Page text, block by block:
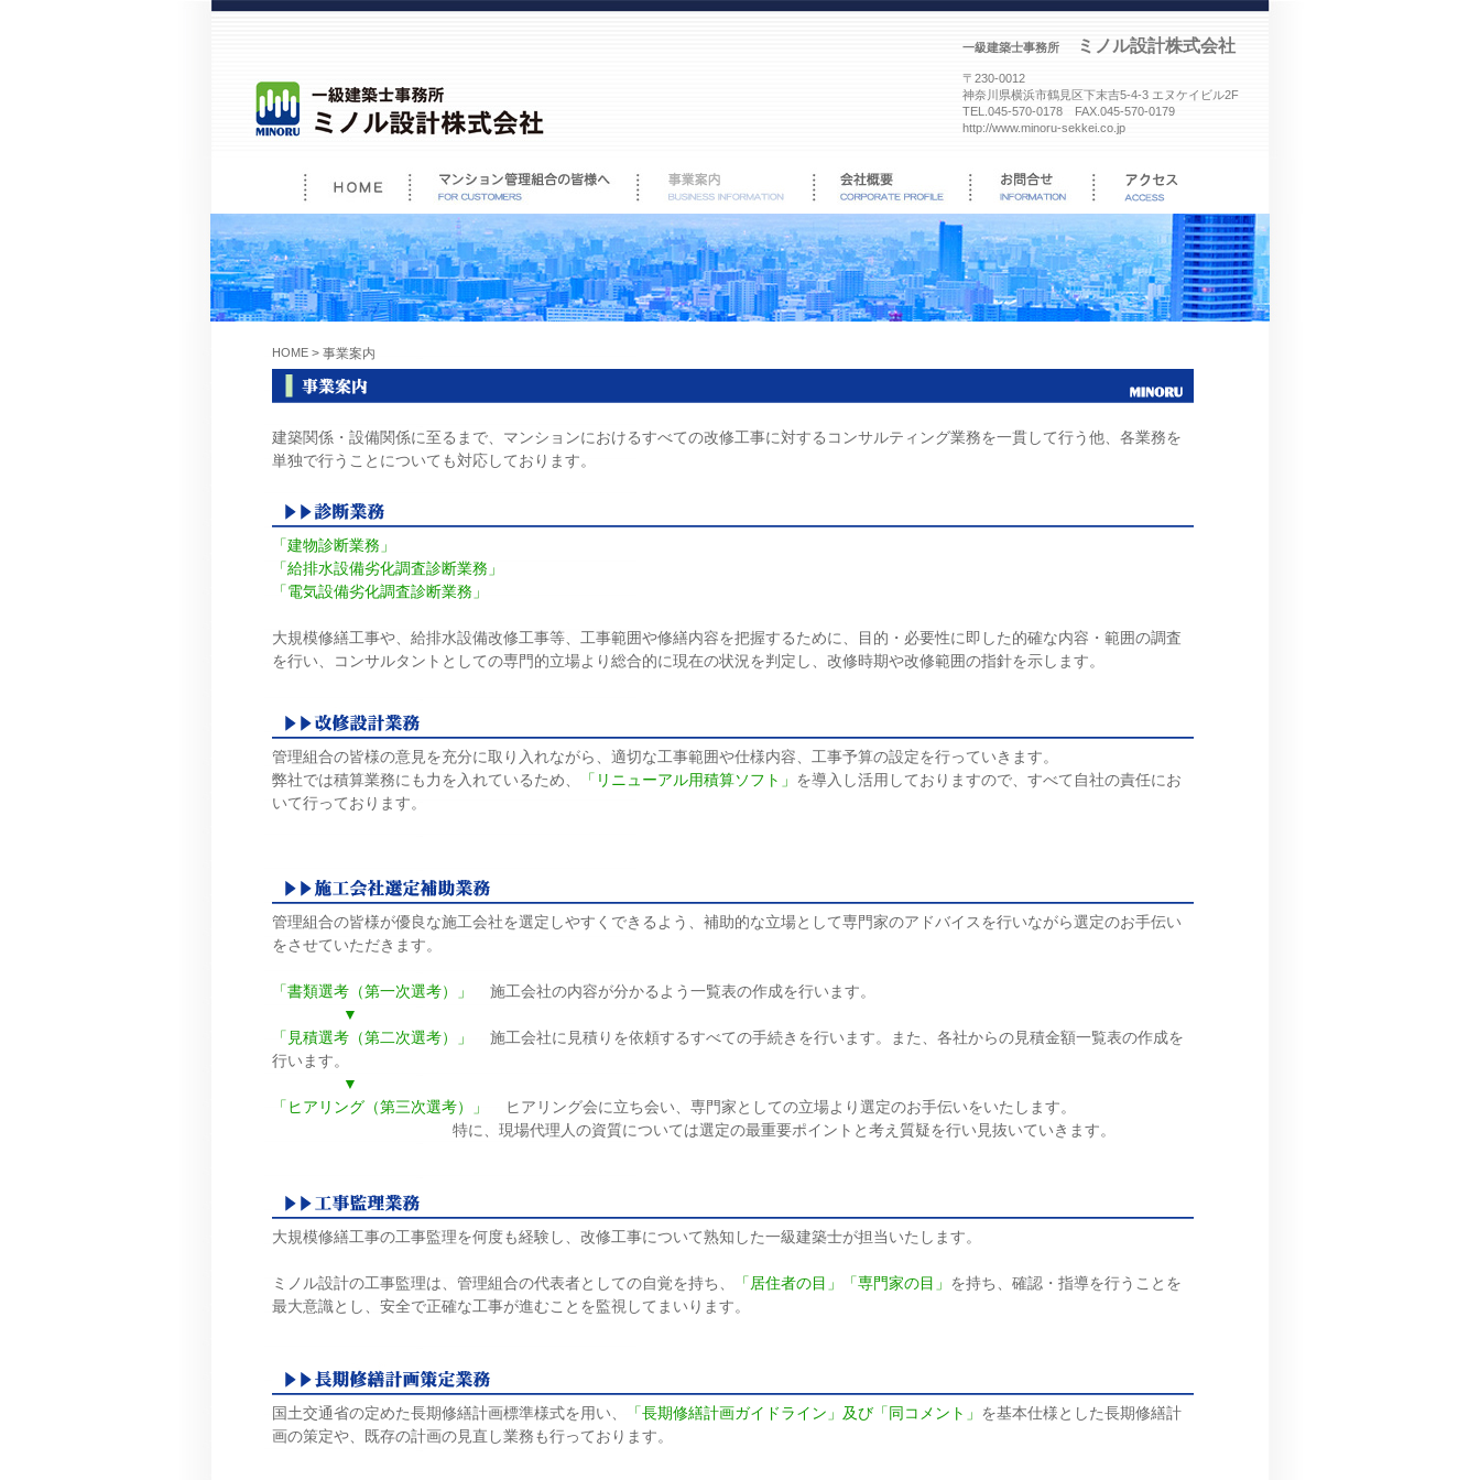
一級建築士事務所 ミノル設計株式会社
〒230-0012
神奈川県横浜市鶴見区下末吉5-4-3 エヌケイビル2F
TEL.045-570-0178 FAX.045-570-0179
http://www.minoru-sekkei.co.jp
HOME > 事業案内
建築関係・設備関係に至るまで、マンションにおけるすべての改修工事に対するコンサルティング業務を一貫して行う他、各業務を
単独で行うことについても対応しております。
「建物診断業務」
「給排水設備劣化調査診断業務」
「電気設備劣化調査診断業務」
大規模修繕工事や、給排水設備改修工事等、工事範囲や修繕内容を把握するために、目的・必要性に即した的確な内容・範囲の調査
を行い、コンサルタントとしての専門的立場より総合的に現在の状況を判定し、改修時期や改修範囲の指針を示します。
管理組合の皆様の意見を充分に取り入れながら、適切な工事範囲や仕様内容、工事予算の設定を行っていきます。
弊社では積算業務にも力を入れているため、
「リニューアル用積算ソフト」 を導入し活用しておりますので、すべて自社の責任にお
いて行っております。
管理組合の皆様が優良な施工会社を選定しやすくできるよう、補助的な立場として専門家のアドバイスを行いながら選定のお手伝い
をさせていただきます。
「書類選考（第一次選考）」
施工会社の内容が分かるよう一覧表の作成を行います。
▼
「見積選考（第二次選考）」
施工会社に見積りを依頼するすべての手続きを行います。また、各社からの見積金額一覧表の作成を
行います。
▼
「ヒアリング（第三次選考）」
ヒアリング会に立ち会い、専門家としての立場より選定のお手伝いをいたします。
特に、現場代理人の資質については選定の最重要ポイントと考え質疑を行い見抜いていきます。
大規模修繕工事の工事監理を何度も経験し、改修工事について熟知した一級建築士が担当いたします。
ミノル設計の工事監理は、管理組合の代表者としての自覚を持ち、 「居住者の目」「専門家の目」 を持ち、確認・指導を行うことを
最大意識とし、安全で正確な工事が進むことを監視してまいります。
国土交通省の定めた長期修繕計画標準様式を用い、 「長期修繕計画ガイドライン」及び「同コメント」 を基本仕様とした長期修繕計
画の策定や、既存の計画の見直し業務も行っております。